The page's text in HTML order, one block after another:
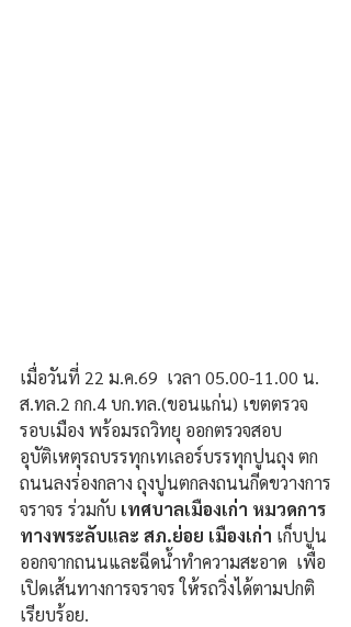
เมื่อวันที่ 22 ม.ค.69  เวลา 05.00-11.00 น.
ส.ทล.2 กก.4 บก.ทล.(ขอนแก่น) เขตตรวจ
รอบเมือง พร้อมรถวิทยุ ออกตรวจสอบ
อุบัติเหตุรถบรรทุกเทเลอร์บรรทุกปูนถุง ตก
ถนนลงร่องกลาง ถุงปูนตกลงถนนกีดขวางการ
จราจร ร่วมกับ เทศบาลเมืองเก่า หมวดการ
ทางพระลับและ สภ.ย่อย เมืองเก่า เก็บปูน
ออกจากถนนและฉีดน้ำทำความสะอาด  เพื่อ
เปิดเส้นทางการจราจร ให้รถวิ่งได้ตามปกติ
เรียบร้อย.